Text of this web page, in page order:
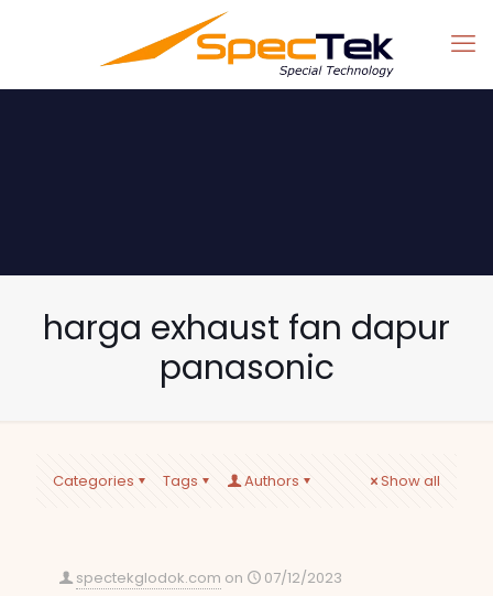
harga exhaust fan dapur
panasonic
Categories Tags Authors Show all
spectekglodok.com on
07/12/2023